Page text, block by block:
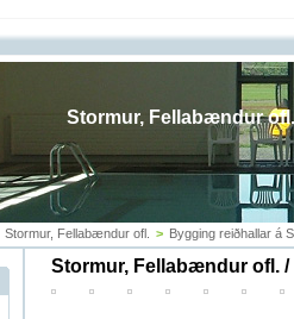
Stormur, Fellabændur ofl. > Bygging reiðhallar á
Stormur, Fellabændur ofl.
Stormur, Fellabændur ofl.